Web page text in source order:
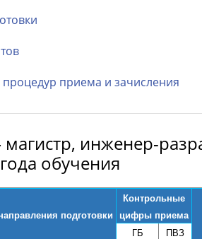
приема и зачисления
инженер-
обучения
подготовки
Контрольные
цифры приема
ГБ
ПВЗ